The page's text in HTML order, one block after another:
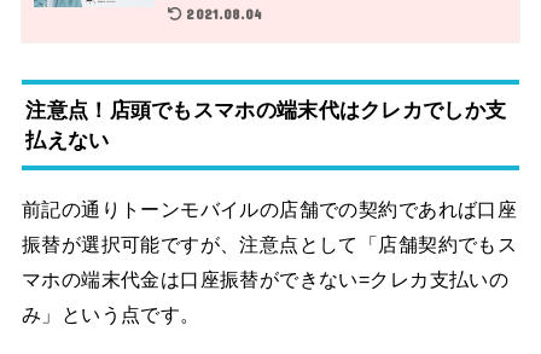
2021.08.04
注意点！店頭でもスマホの端末代はクレカでしか支
払えない
前記の通りトーンモバイルの店舗での契約であれば口座
振替が選択可能ですが、注意点として「店舗契約でもス
マホの端末代金は口座振替ができない=クレカ支払いの
み」という点です。